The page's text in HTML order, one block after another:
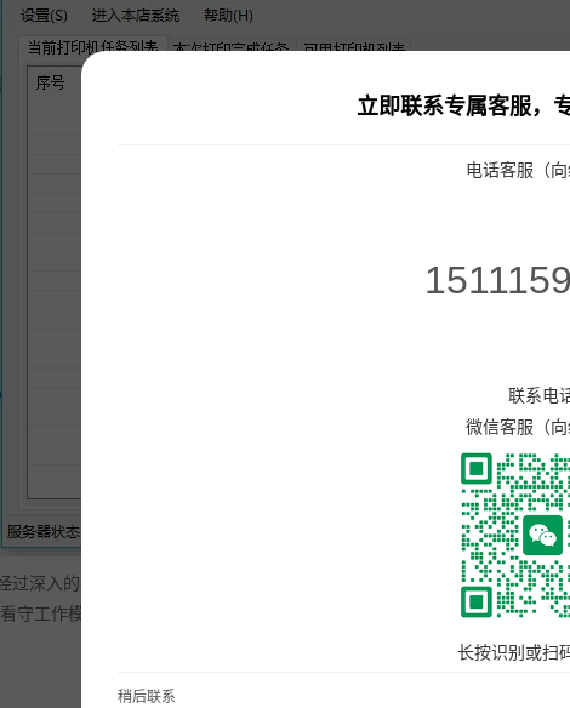
场数字化解决方案
门店小程序
入的技术研究，技术团队耗时2个多月的技术攻关研发。目前，云打印
守工作模式、打印结果语音全自动提示等强大功能特点，是点单星智慧餐
立即联系专属客服，
电话客服（向
联系电
微信客服（向
长按识别或扫
稍后联系